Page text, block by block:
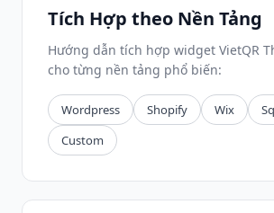
Tích Hợp theo Nền Tảng
Hướng dẫn tích hợp widget VietQR
cho từng nền tảng phổ biến:
Wordpress Shopify Wix
Custom